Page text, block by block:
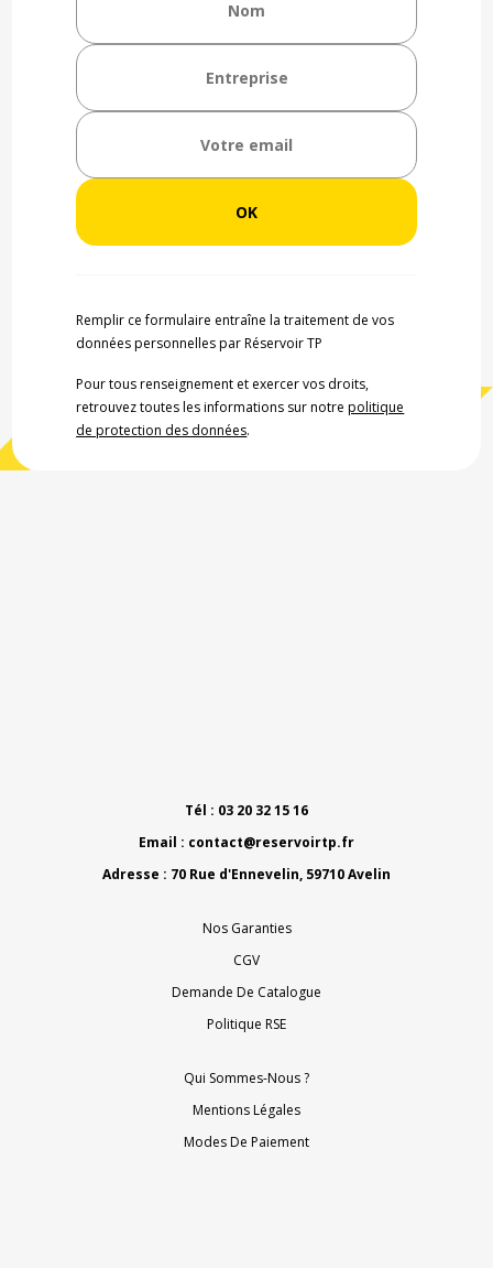
Remplir ce formulaire entraîne la traitement de vos
données personnelles par Réservoir TP
Pour tous renseignement et exercer vos droits,
retrouvez toutes les informations sur notrepolitique
de protection des données.
Tél : 03 20 32 15 16
Email : contact@reservoirtp.fr
Adresse : 70 Rue d'Ennevelin, 59710 Avelin
Nos Garanties
CGV
Demande De Catalogue
Politique RSE
Qui Sommes-Nous ?
Mentions Légales
Modes De Paiement